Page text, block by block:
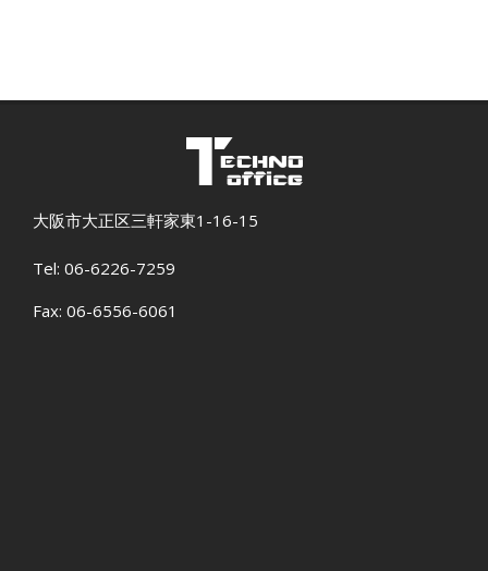
大阪市大正区三軒家東1-16-15
Tel: 06-6226-7259
Fax: 06-6556-6061